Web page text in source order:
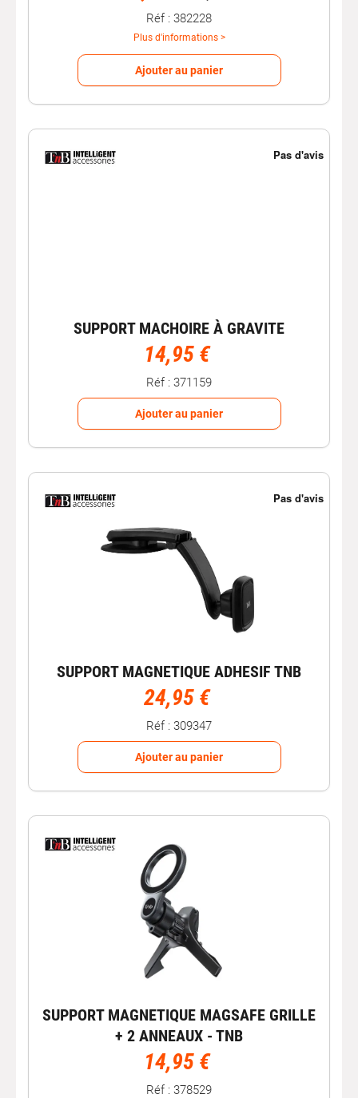
Réf : 382228
Plus d'informations >
Ajouter au panier
SUPPORT MACHOIRE À GRAVITE
14,95 €
Réf : 371159
Ajouter au panier
SUPPORT MAGNETIQUE ADHESIF TNB
24,95 €
Réf : 309347
Ajouter au panier
SUPPORT MAGNETIQUE MAGSAFE GRILLE
+ 2 ANNEAUX - TNB
14,95 €
Réf : 378529